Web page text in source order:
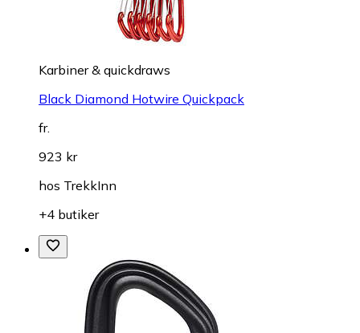
Karbiner & quickdraws
Black Diamond Hotwire Quickpack
fr.
923 kr
hos TrekkInn
+4 butiker